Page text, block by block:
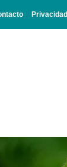
Privacidad